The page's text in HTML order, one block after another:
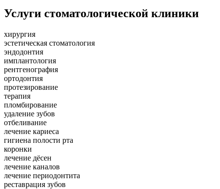
Услуги стоматологической клиники
хирургия
эстетическая стоматология
эндодонтия
имплантология
рентгенография
ортодонтия
протезирование
терапия
пломбирование
удаление зубов
отбеливание
лечение кариеса
гигиена полости рта
коронки
лечение дёсен
лечение каналов
лечение периодонтита
реставрация зубов